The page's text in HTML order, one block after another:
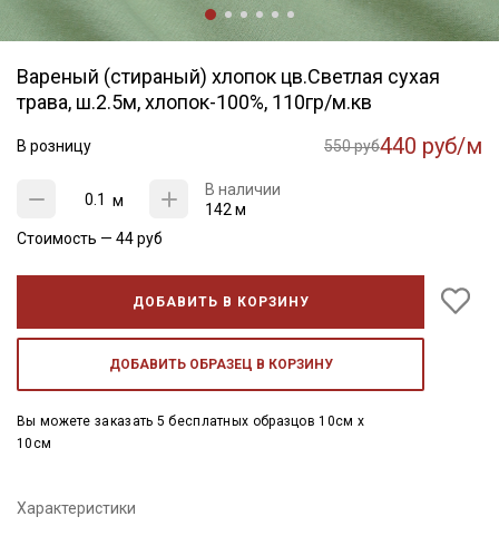
Вареный (стираный) хлопок цв.Светлая сухая
трава, ш.2.5м, хлопок-100%, 110гр/м.кв
В розницу 550 руб440 руб/м
м
В наличии
142 м
Стоимость — 44руб
ДОБАВИТЬ В КОРЗИНУ
ДОБАВИТЬ ОБРАЗЕЦ В КОРЗИНУ
Вы можете заказать 5 бесплатных образцов 10см x
10см
Характеристики